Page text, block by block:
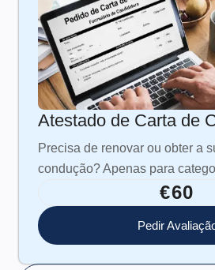
Atestado de Carta de
Precisa de renovar ou obter a
condução? Apenas para
€60
Pedir